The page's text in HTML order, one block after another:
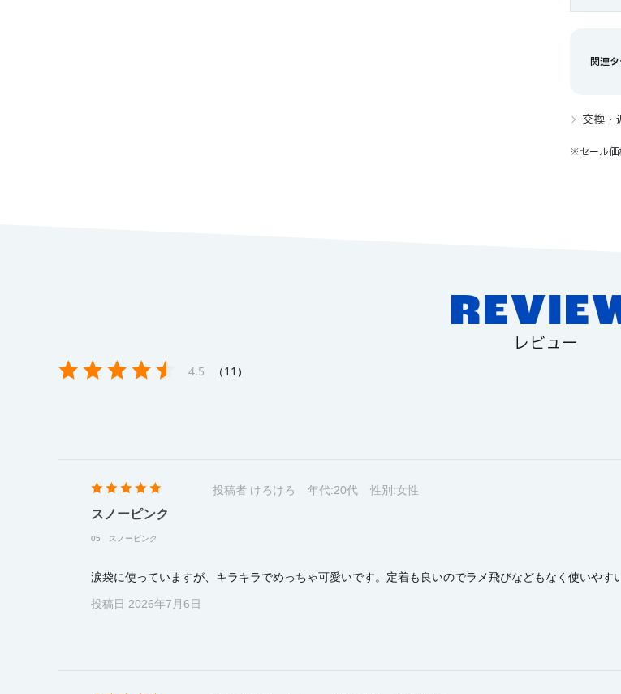
交換・
※セール価
レビュー
4.5 11
投稿者 けろけろ 年代:20代 性別:女性
スノーピンク
05 スノーピンク
涙袋に使っていますが、キラキラでめっちゃ可愛いです。定着も良いのでラメ飛びなどもなく使いやす
投稿日 2026年7月6日